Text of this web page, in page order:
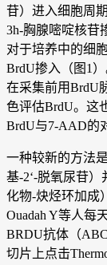
苷）进入细胞周
3h-胸腺嘧啶核苷
对于培养中的细
BrdU掺入（图1
在采集前用BrdU
色评估BrdU。这
BrdU与7-AAD的
一种较新的方法
基-2‘-脱氧尿苷
化物-炔烃环加成
Ouadah Y等人每
BRDU抗体（
切片上点击